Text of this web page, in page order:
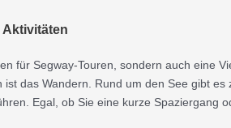
Aktivitäten
für Segway-Touren, sondern auch eine
das Wandern. Rund um den See gibt
Egal, ob Sie eine kurze Spaziergang